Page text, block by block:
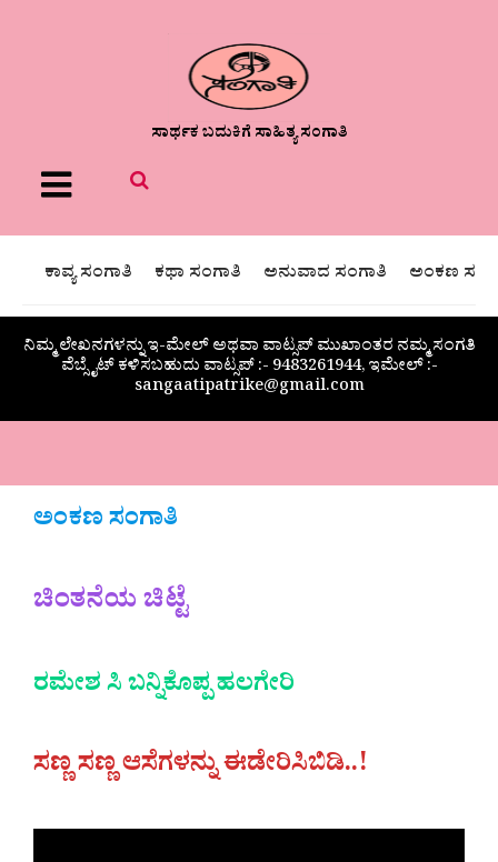
ಸಾರ್ಥಕ ಬದುಕಿಗೆ ಸಾಹಿತ್ಯ ಸಂಗಾತಿ
Menu
ಕಾವ್ಯ ಸಂಗಾತಿ ಕಥಾ ಸಂಗಾತಿ ಅನುವಾದ ಸಂಗಾತಿ ಅಂಕಣ
ನಿಮ್ಮ ಲೇಖನಗಳನ್ನು ಇ-ಮೇಲ್ ಅಥವಾ ವಾಟ್ಸಪ್ ಮುಖಾಂತರ ನಮ್ಮ ಸಂಗತಿ
ವೆಬ್ಸೈಟ್ ಕಳಿಸಬಹುದು ವಾಟ್ಸಪ್‌ :- 9483261944, ಇಮೇಲ್ :-
sangaatipatrike@gmail.com
ಅಂಕಣ ಸಂಗಾತಿ
ಚಿಂತನೆಯ ಚಿಟ್ಟೆ
ರಮೇಶ ಸಿ ಬನ್ನಿಕೊಪ್ಪ ಹಲಗೇರಿ
ಸಣ್ಣ ಸಣ್ಣ ಆಸೆಗಳನ್ನು ಈಡೇರಿಸಿಬಿಡಿ..!